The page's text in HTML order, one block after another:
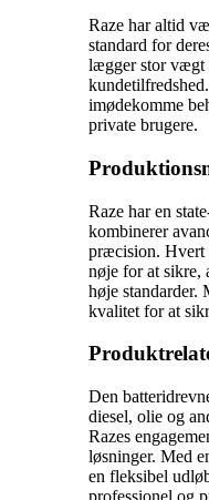
Raze har altid
standard for
lægger stor vægt
imødekomme
private brugere.
Raze har en
kombinerer
præcision. Hvert
nøje for at sikre,
høje standarder.
kvalitet for at
Den
diesel, olie og
Razes
løsninger. Med
en fleksibel
professionel og